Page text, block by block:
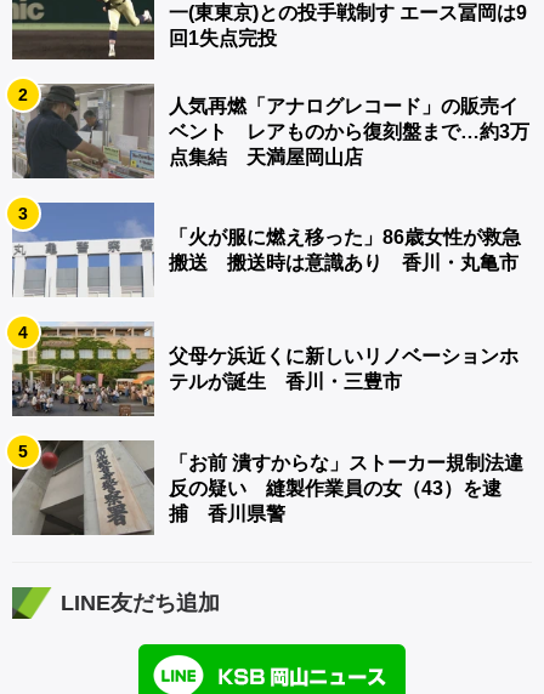
一(東東京)との投手戦制す エース冨岡は9
回1失点完投
2
人気再燃「アナログレコード」の販売イ
ベント レアものから復刻盤まで…約3万
点集結 天満屋岡山店
3
「火が服に燃え移った」86歳女性が救急
搬送 搬送時は意識あり 香川・丸亀市
4
父母ケ浜近くに新しいリノベーションホ
テルが誕生 香川・三豊市
5
「お前 潰すからな」ストーカー規制法違
反の疑い 縫製作業員の女（43）を逮
捕 香川県警
LINE友だち追加